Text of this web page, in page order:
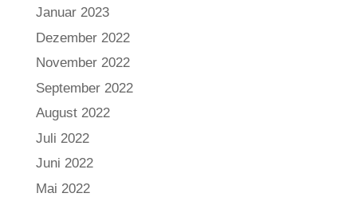
Januar 2023
Dezember 2022
November 2022
September 2022
August 2022
Juli 2022
Juni 2022
Mai 2022